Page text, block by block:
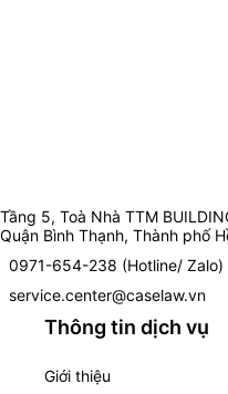
Tầng 5, Toà Nhà TTM
Quận Bình Thạnh, Thành phố
0971-654-238 (Hotline/ Zalo)
service.center@caselaw.vn
Thông tin dịch vụ
Giới thiệu